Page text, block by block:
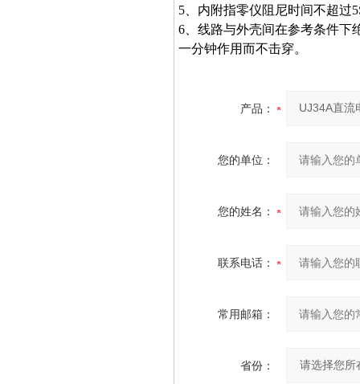
5、内附指零仪阻尼时间不超过
6、线路与外壳间在参考条件下
一分钟作用而不击穿。
产品：
您的单位：
您的姓名：
联系电话：
常用邮箱：
省份：